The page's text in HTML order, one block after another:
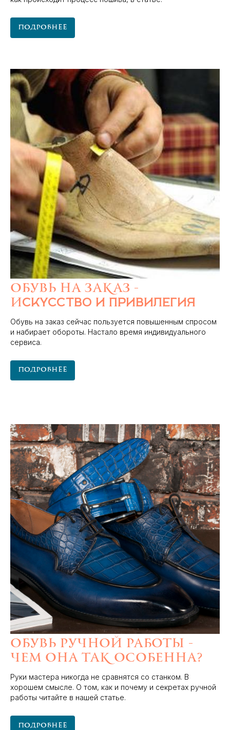
Подробнее
Обувь на заказ -
искусство и привилегия
Обувь на заказ сейчас пользуется повышенным спросом
и набирает обороты. Настало время индивидуального
сервиса.
Подробнее
Обувь ручной работы -
чем она так особенна?
Руки мастера никогда не сравнятся со станком. В
хорошем смысле. О том, как и почему и секретах ручной
работы читайте в нашей статье.
Подробнее